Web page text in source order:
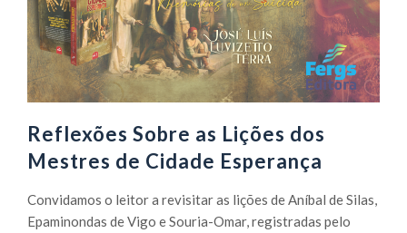
Reflexões Sobre as Lições dos
Mestres de Cidade Esperança
Convidamos o leitor a revisitar as lições de Aníbal de Silas,
Epaminondas de Vigo e Souria-Omar, registradas pelo